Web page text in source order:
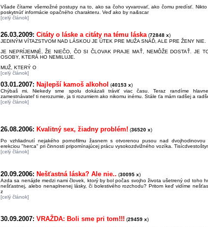
Všade čítame všemožné postupy na to, ako sa čoho vyvarovať, ako čomu predísť.
poskytnúť informácie opačného charakteru. Veď ako by na&scar
[celý článok]
26.03.2009: Citáty o láske a citáty na tému láska (72848 x)
JEDINÝM VÍTAZSTVOM NAD LÁSKOU JE ÚTEK PRE MUŽA SNÁĎ, ALE PRE ŽENY NIE.
JE NEPRÍJEMNÉ, ŽE NIEČO, ČO SI ČLOVAK PRAJE MAŤ, NEMÔŽE DOSTAŤ. JE
OSOBY, KTERÁ HO NEMILUJE.
MUŽ, KTERÝ O
[celý článok]
03.01.2007: Najlepší kamoš alkohol (40153 x)
Chýbaš mi. Niekedy sme spolu dokázali tráviť viac času. Teraz randíme
zamestnávateľ ti nerozumie, ja ti rozumiem ako nikomu inému. Stále ťa mám radšej a
[celý článok]
26.08.2006: Kvalitný sex, žiadny problém! (36520 x)
Po vzhliadnutí nejakého pornofilmu žasnem s otvorenou pusou nad dvojhodinovou
erekciou "herca" pri činnosti pripomínajúcej prácu vysokozdvižného vozíka.
[celý článok]
20.09.2006: Nešťastná láska? Ale nie.. (30095 x)
Azda sa nenájde medzi nami človek, ktorý by bol počas svojho života ušetrený od toho
nešťastnej, alebo nenaplnenej lásky, či bolestivého rozchodu? Pritom keď vidíme
z
[celý článok]
30.09.2007: VRAŽDA: Boli sme pri tom!!! (29459 x)